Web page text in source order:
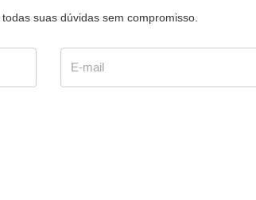
suas dúvidas sem compromisso.